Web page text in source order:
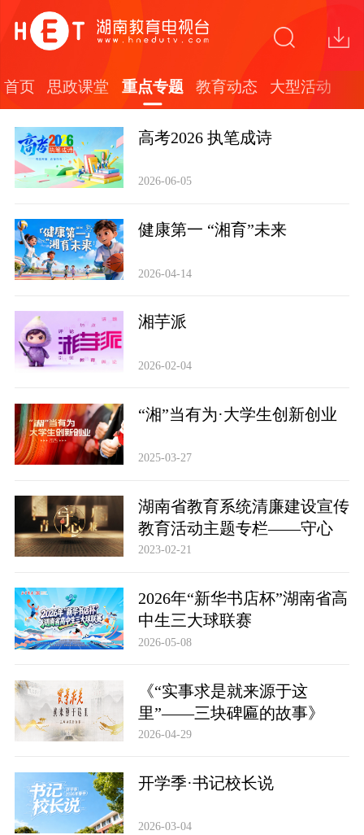
首页 思政课堂 重点专题 教育动态 大型活动
高考2026 执笔成诗
2026-06-05
健康第一 “湘育”未来
2026-04-14
‌湘芋派
2026-02-04
“湘”当有为·大学生创新创业
2025-03-27
湖南省教育系统清廉建设宣传
教育活动主题专栏——守心
2023-02-21
2026年“新华书店杯”湖南省高
中生三大球联赛
2026-05-08
《“实事求是就来源于这
里”——三块碑匾的故事》
2026-04-29
开学季·书记校长说
2026-03-04